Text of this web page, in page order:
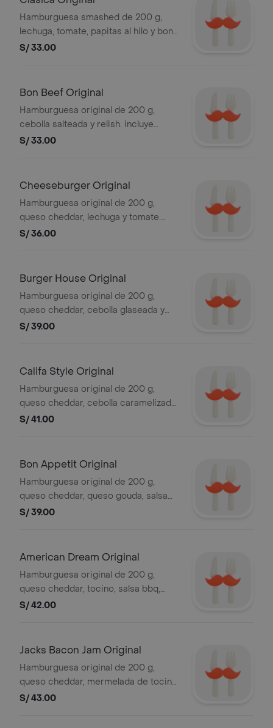
Hamburguesa smashed de 200 g,
lechuga, tomate, papitas al hilo y bon
mayo. incluye ketchup y mayonesa en
S/ 33.00
Bon Beef Original
Hamburguesa original de 200 g,
cebolla salteada y relish. incluye
ketchup y mayonesa en sachet
S/ 33.00
Cheeseburger Original
Hamburguesa original de 200 g,
queso cheddar, lechuga y tomate.
incluye ketchup y mayonesa en sachet
S/ 36.00
Burger House Original
Hamburguesa original de 200 g,
queso cheddar, cebolla glaseada y
salsa secreta. incluye ketchup y
S/ 39.00
Califa Style Original
Hamburguesa original de 200 g,
queso cheddar, cebolla caramelizada,
pickles, lechuga, tomate y salsa golf
S/ 41.00
Bon Appetit Original
Hamburguesa original de 200 g,
queso cheddar, queso gouda, salsa
blanca champiñones y papitas al hilo.
S/ 39.00
American Dream Original
Hamburguesa original de 200 g,
queso cheddar, tocino, salsa bbq,
cebolla, pickles, lechuga, tomate y bon
S/ 42.00
Jacks Bacon Jam Original
Hamburguesa original de 200 g,
queso cheddar, mermelada de tocino,
huevo frito y bon mayo. incluye
S/ 43.00